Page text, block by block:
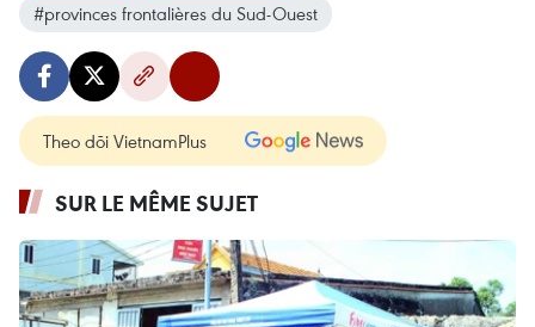
#provinces frontalières du Sud-Ouest
Theo dõi VietnamPlus
SUR LE MÊME SUJET